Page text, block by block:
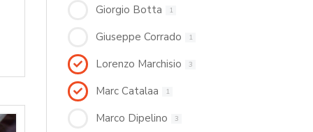
Giorgio Botta 1
Giuseppe Corrado 1
Lorenzo Marchisio 3
Marc Catalaa 1
Marco Dipelino 3